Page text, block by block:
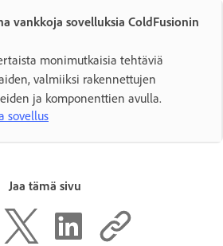
vankkoja sovelluksia ColdFusionin
monimutkaisia tehtäviä
valmiiksi rakennettujen
ja komponenttien avulla.
sovellus
Jaa tämä sivu